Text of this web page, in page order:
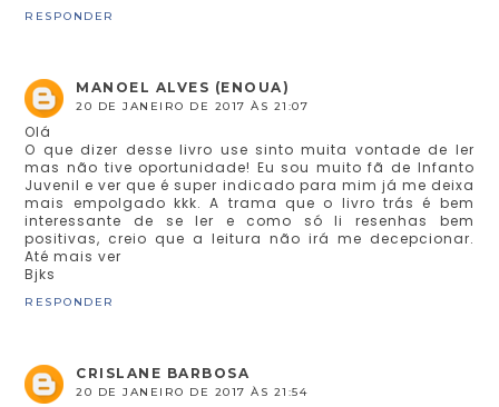
RESPONDER
MANOEL ALVES (ENOUA)
20 DE JANEIRO DE 2017 ÀS 21:07
Olá
O que dizer desse livro use sinto muita vontade de ler
mas não tive oportunidade! Eu sou muito fã de Infanto
Juvenil e ver que é super indicado para mim já me deixa
mais empolgado kkk. A trama que o livro trás é bem
interessante de se ler e como só li resenhas bem
positivas, creio que a leitura não irá me decepcionar.
Até mais ver
Bjks
RESPONDER
CRISLANE BARBOSA
20 DE JANEIRO DE 2017 ÀS 21:54